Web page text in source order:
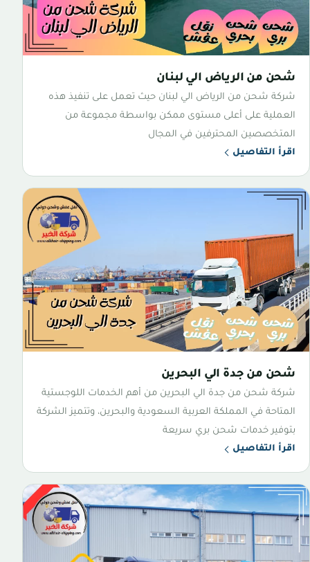
شحن من الرياض الي لبنان
شركة شحن من الرياض الي لبنان حيث تعمل على تنفيذ هذه
العملية على أعلى مستوى ممكن بواسطة مجموعة من
المتخصصين المحترفين في المجال
اقرأ التفاصيل
شحن من جدة الي البحرين
شركة شحن من جدة الي البحرين من أهم الخدمات اللوجستية
المتاحة في المملكة العربية السعودية والبحرين، وتتميز الشركة
بتوفير خدمات شحن بري سريعة
اقرأ التفاصيل